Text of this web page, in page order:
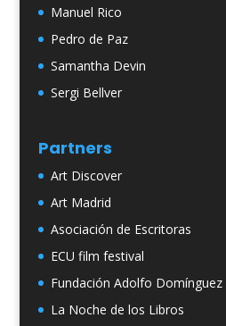
Manuel Rico
Pedro de Paz
Samantha Devin
Sergi Bellver
Partners
Art Discover
Art Madrid
Asociación de Escritoras
ECU film festival
Fundación Adolfo Domínguez
La Noche de los Libros